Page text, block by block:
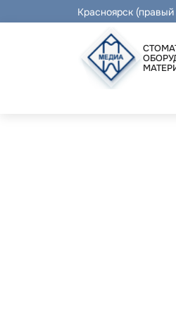
Красноярск (правый